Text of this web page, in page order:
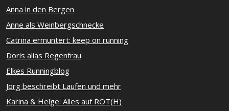
Anna in den Bergen
Anne als Weinbergschnecke
Catrina ermuntert: keep on running
Doris alias Regenfrau
Elkes Runningblog
Jörg beschreibt Laufen und mehr
Karina & Helge: Alles auf ROT(H)